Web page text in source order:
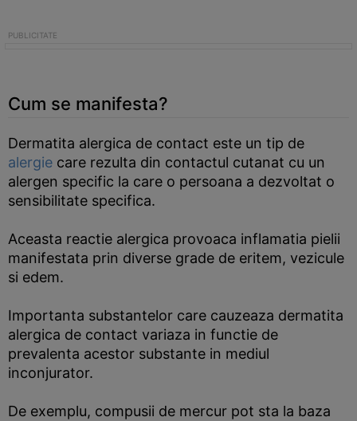
Cum se manifesta?
Dermatita alergica de contact este un tip de
alergie care rezulta din contactul cutanat cu un
alergen specific la care o persoana a dezvoltat o
sensibilitate specifica.
Aceasta reactie alergica provoaca inflamatia pielii
manifestata prin diverse grade de eritem, vezicule
si edem.
Importanta substantelor care cauzeaza dermatita
alergica de contact variaza in functie de
prevalenta acestor substante in mediul
inconjurator.
De exemplu, compusii de mercur pot sta la baza